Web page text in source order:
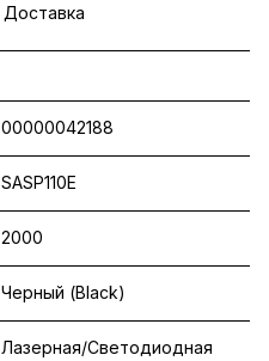
Доставка
00000042188
SASP110E
2000
Черный (Black)
Лазерная/Светодиодная